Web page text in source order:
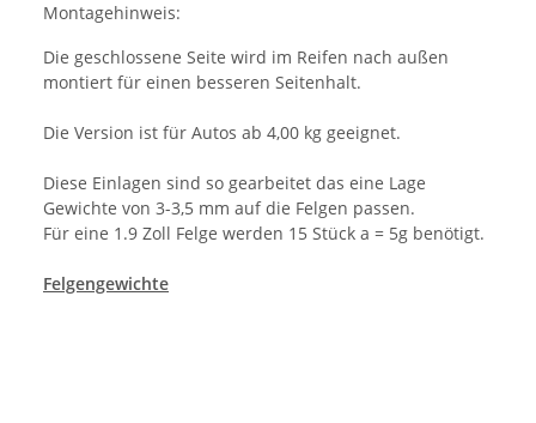
Montagehinweis:
Die geschlossene Seite wird im Reifen nach außen
montiert für einen besseren Seitenhalt.
Die Version ist für Autos ab 4,00 kg geeignet.
Diese Einlagen sind so gearbeitet das eine Lage
Gewichte von 3-3,5 mm auf die Felgen passen.
Für eine 1.9 Zoll Felge werden 15 Stück a = 5g benötigt.
Felgengewichte